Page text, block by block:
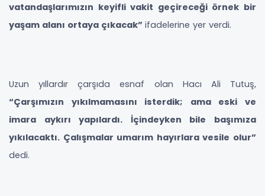
vatandaşlarımızın keyifli vakit geçireceği örnek bir
yaşam alanı ortaya çıkacak” ifadelerine yer verdi.
Uzun yıllardır çarşıda esnaf olan Hacı Ali Tutuş,
“Çarşımızın yıkılmamasını isterdik; ama eski ve
imara aykırı yapılardı. İçindeyken bile başımıza
yıkılacaktı. Çalışmalar umarım hayırlara vesile olur”
dedi.